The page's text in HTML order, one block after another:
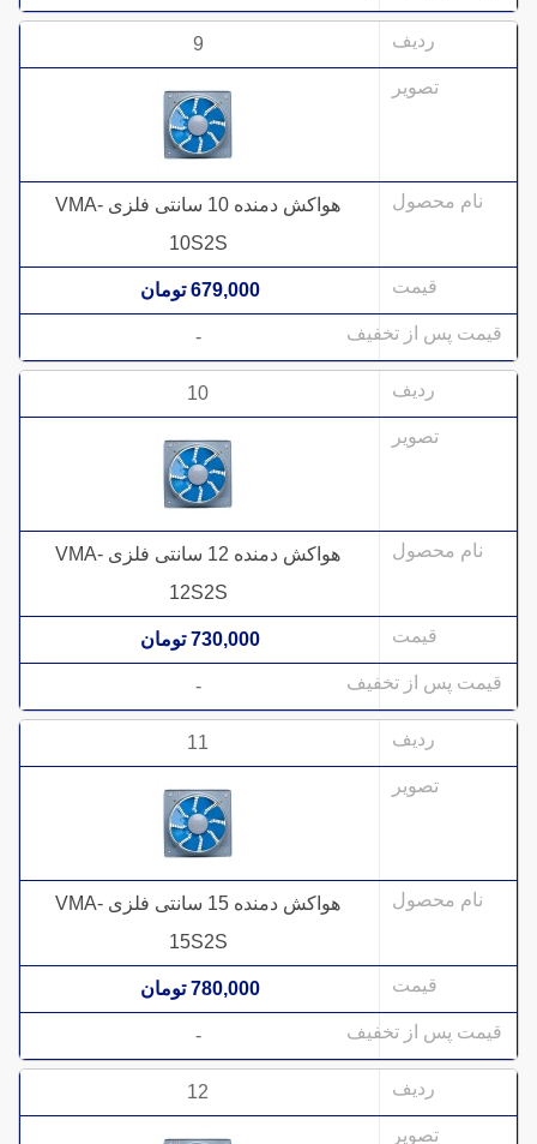
9
هواکش دمنده 10 سانتی فلزی VMA-
10S2S
679,000 تومان
-
10
هواکش دمنده 12 سانتی فلزی VMA-
12S2S
730,000 تومان
-
11
هواکش دمنده 15 سانتی فلزی VMA-
15S2S
780,000 تومان
-
12